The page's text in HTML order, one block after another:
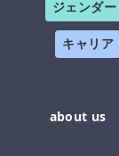
ジェンダー
キャリア
about us